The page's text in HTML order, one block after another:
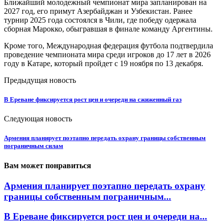
Ближайший молодежный чемпионат мира запланирован на
2027 год, его примут Азербайджан и Узбекистан. Ранее
турнир 2025 года состоялся в Чили, где победу одержала
сборная Марокко, обыгравшая в финале команду Аргентины.
Кроме того, Международная федерация футбола подтвердила
проведение чемпионата мира среди игроков до 17 лет в 2026
году в Катаре, который пройдет с 19 ноября по 13 декабря.
Предыдущая новость
В Ереване фиксируется рост цен и очереди на сжиженный газ
Следующая новость
Армения планирует поэтапно передать охрану границы собственным
пограничным силам
Вам может понравиться
Армения планирует поэтапно передать охрану
границы собственным пограничным...
В Ереване фиксируется рост цен и очереди на...